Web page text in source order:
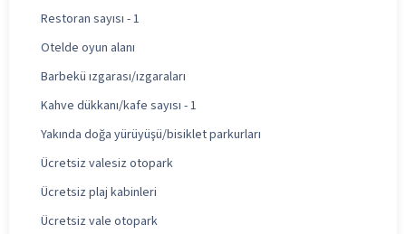
Restoran sayısı - 1
Otelde oyun alanı
Barbekü ızgarası/ızgaraları
Kahve dükkanı/kafe sayısı - 1
Yakında doğa yürüyüşü/bisiklet parkurları
Ücretsiz valesiz otopark
Ücretsiz plaj kabinleri
Ücretsiz vale otopark